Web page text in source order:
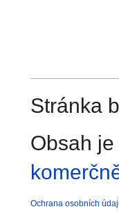
Stránka
Obsah
Ochrana osobních